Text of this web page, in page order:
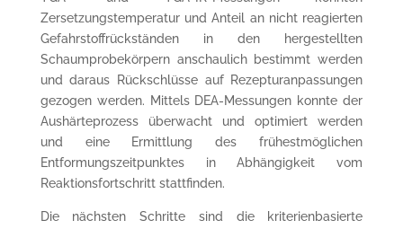
Zersetzungstemperatur und Anteil an nicht reagierten
Gefahrstoffrückständen in den hergestellten
Schaumprobekörpern anschaulich bestimmt werden
und daraus Rückschlüsse auf Rezepturanpassungen
gezogen werden. Mittels DEA-Messungen konnte der
Aushärteprozess überwacht und optimiert werden
und eine Ermittlung des frühestmöglichen
Entformungszeitpunktes in Abhängigkeit vom
Reaktionsfortschritt stattfinden.
Die nächsten Schritte sind die kriterienbasierte